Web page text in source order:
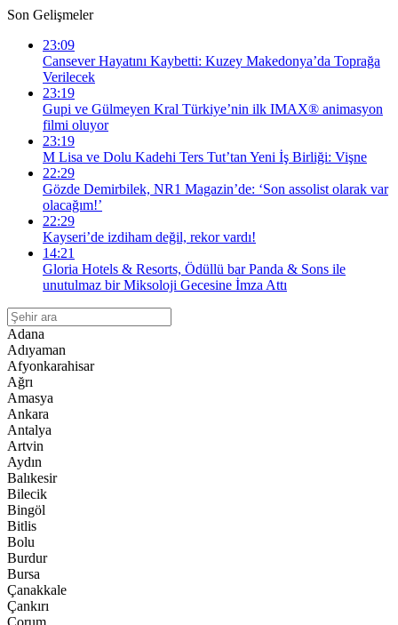
Son Gelişmeler
23:09
Cansever Hayatını Kaybetti: Kuzey Makedonya’da Toprağa
Verilecek
23:19
Gupi ve Gülmeyen Kral Türkiye’nin ilk IMAX® animasyon
filmi oluyor
23:19
M Lisa ve Dolu Kadehi Ters Tut’tan Yeni İş Birliği: Vişne
22:29
Gözde Demirbilek, NR1 Magazin’de: ‘Son assolist olarak var
olacağım!’
22:29
Kayseri’de izdiham değil, rekor vardı!
14:21
Gloria Hotels & Resorts, Ödüllü bar Panda & Sons ile
unutulmaz bir Miksoloji Gecesine İmza Attı
Adana
Adıyaman
Afyonkarahisar
Ağrı
Amasya
Ankara
Antalya
Artvin
Aydın
Balıkesir
Bilecik
Bingöl
Bitlis
Bolu
Burdur
Bursa
Çanakkale
Çankırı
Çorum